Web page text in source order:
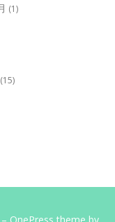
(1)
(15)
– OnePress theme by